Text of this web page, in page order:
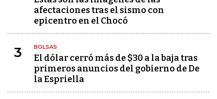
afectaciones tras el sismo con
epicentro en el Chocó
3 BOLSAS
El dólar cerró más de $30 a la baja tras
primeros anuncios del gobierno de De
la Espriella